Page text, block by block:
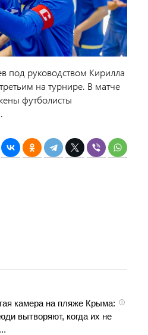
под руководством Кирилла
на турнире. В матче
футболисты
i
камера на пляже Крыма:
вытворяют, когда их не